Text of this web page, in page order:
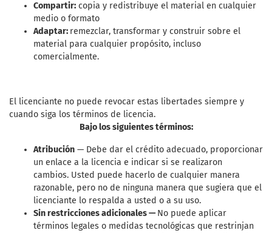
Compartir: copia y redistribuye el material en cualquier
medio o formato
Adaptar: remezclar, transformar y construir sobre el
material para cualquier propósito, incluso
comercialmente.
El licenciante no puede revocar estas libertades siempre y
cuando siga los términos de licencia.
Bajo los siguientes términos:
Atribución — Debe dar el crédito adecuado, proporcionar
un enlace a la licencia e indicar si se realizaron
cambios. Usted puede hacerlo de cualquier manera
razonable, pero no de ninguna manera que sugiera que el
licenciante lo respalda a usted o a su uso.
Sin restricciones adicionales —No puede aplicar
términos legales o medidas tecnológicas que restrinjan